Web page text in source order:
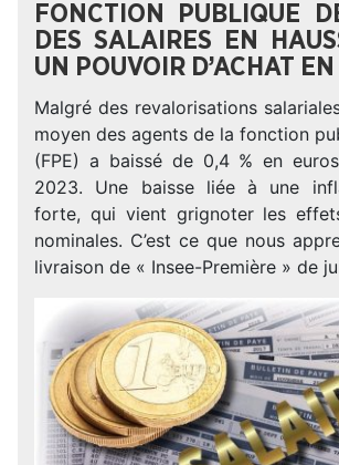
FONCTION PUBLIQUE
DES SALAIRES EN
UN POUVOIR D’ACHAT
Malgré des revalorisations
moyen des agents de la fonction
(FPE) a baissé de 0,4 % en
2023. Une baisse liée à une
forte, qui vient grignoter les
nominales. C’est ce que nous
livraison de « Insee-Première » de